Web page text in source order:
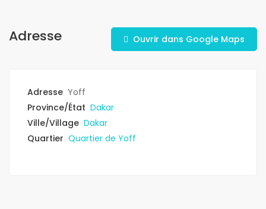
Adresse Ouvrir dans Google Maps
Adresse Yoff
Province/État Dakar
Ville/Village Dakar
Quartier Quartier de Yoff